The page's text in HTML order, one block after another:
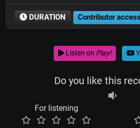
DURATION Contributor
Listen on Play!
Do you like this
For listening